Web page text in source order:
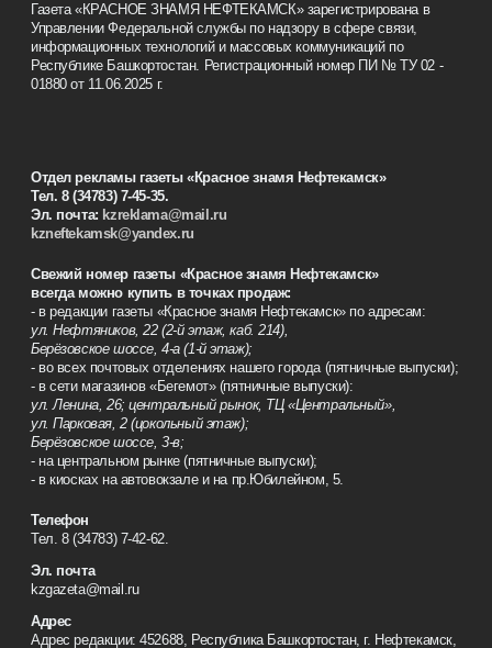
Газета «КРАСНОЕ ЗНАМЯ НЕФТЕКАМСК» зарегистрирована в
Управлении Федеральной службы по надзору в сфере связи,
информационных технологий и массовых коммуникаций по
Республике Башкортостан. Регистрационный номер ПИ № ТУ 02 -
01880 от 11.06.2025 г.
Отдел рекламы газеты «Красное знамя Нефтекамск»
Тел. 8 (34783) 7-45-35.
Эл. почта: kzreklama@mail.ru
kzneftekamsk@yandex.ru
Свежий номер газеты «Красное знамя Нефтекамск»
всегда можно купить в точках продаж:
- в редакции газеты «Красное знамя Нефтекамск» по адресам:
ул. Нефтяников, 22 (2-й этаж, каб. 214),
Берёзовское шоссе, 4-а (1-й этаж);
- во всех почтовых отделениях нашего города (пятничные выпуски);
- в сети магазинов «Бегемот» (пятничные выпуски):
ул. Ленина, 26; центральный рынок, ТЦ «Центральный»,
ул. Парковая, 2 (цокольный этаж);
Берёзовское шоссе, 3-в;
- на центральном рынке (пятничные выпуски);
- в киосках на автовокзале и на пр.Юбилейном, 5.
Телефон
Тел. 8 (34783) 7-42-62.
Эл. почта
kzgazeta@mail.ru
Адрес
Адрес редакции: 452688, Республика Башкортостан, г. Нефтекамск,